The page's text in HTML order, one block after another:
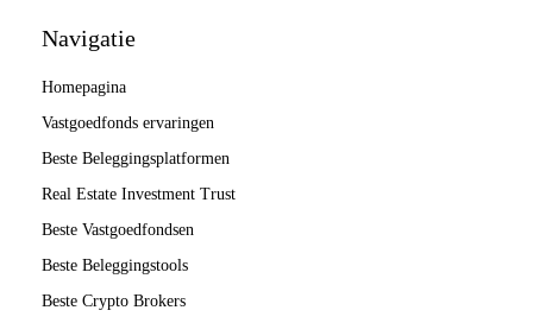
Navigatie
Homepagina
Vastgoedfonds ervaringen
Beste Beleggingsplatformen
Real Estate Investment Trust
Beste Vastgoedfondsen
Beste Beleggingstools
Beste Crypto Brokers